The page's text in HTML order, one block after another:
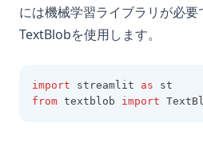
には機械学習ライブラリが必
TextBlobを使用します。
import streamlit as st
from textblob import